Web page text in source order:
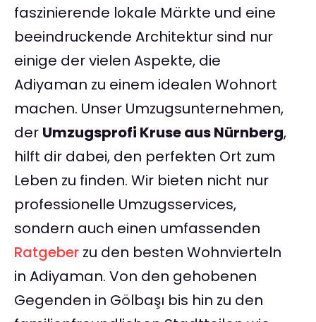
faszinierende lokale Märkte und eine
beeindruckende Architektur sind nur
einige der vielen Aspekte, die
Adiyaman zu einem idealen Wohnort
machen. Unser Umzugsunternehmen,
der Umzugsprofi Kruse aus Nürnberg,
hilft dir dabei, den perfekten Ort zum
Leben zu finden. Wir bieten nicht nur
professionelle Umzugsservices,
sondern auch einen umfassenden
Ratgeber zu den besten Wohnvierteln
in Adiyaman. Von den gehobenen
Gegenden in Gölbaşı bis hin zu den